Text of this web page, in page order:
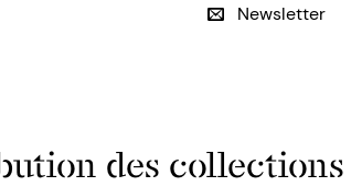
Newsletter
des collections